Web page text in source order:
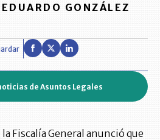
GONZÁLEZ
de Asuntos Legales
Fiscalía General anunció que